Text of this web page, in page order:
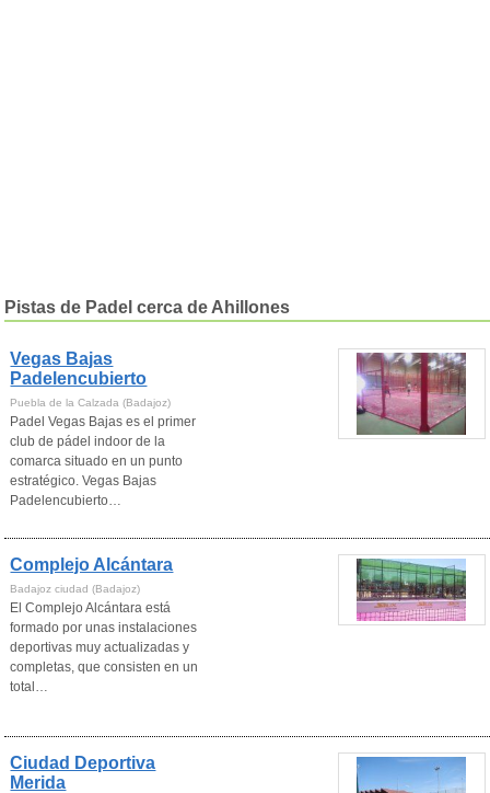
Pistas de Padel cerca de Ahillones
Vegas Bajas
Padelencubierto
Puebla de la Calzada (Badajoz)
Padel Vegas Bajas es el primer
club de pádel indoor de la
comarca situado en un punto
estratégico. Vegas Bajas
Padelencubierto…
Complejo Alcántara
Badajoz ciudad (Badajoz)
El Complejo Alcántara está
formado por unas instalaciones
deportivas muy actualizadas y
completas, que consisten en un
total…
Ciudad Deportiva
Merida